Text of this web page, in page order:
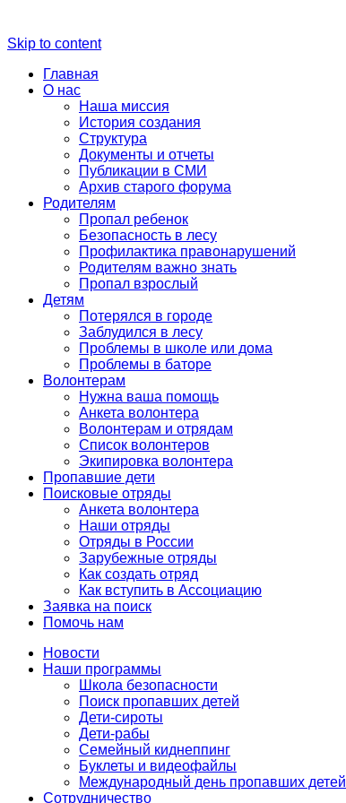
Skip to content
Главная
О нас
Наша миссия
История создания
Структура
Документы и отчеты
Публикации в СМИ
Архив старого форума
Родителям
Пропал ребенок
Безопасность в лесу
Профилактика правонарушений
Родителям важно знать
Пропал взрослый
Детям
Потерялся в городе
Заблудился в лесу
Проблемы в школе или дома
Проблемы в баторе
Волонтерам
Нужна ваша помощь
Анкета волонтера
Волонтерам и отрядам
Список волонтеров
Экипировка волонтера
Пропавшие дети
Поисковые отряды
Анкета волонтера
Наши отряды
Отряды в России
Зарубежные отряды
Как создать отряд
Как вступить в Ассоциацию
Заявка на поиск
Помочь нам
Новости
Наши программы
Школа безопасности
Поиск пропавших детей
Дети-сироты
Дети-рабы
Семейный киднеппинг
Буклеты и видеофайлы
Международный день пропавших детей
Сотрудничество